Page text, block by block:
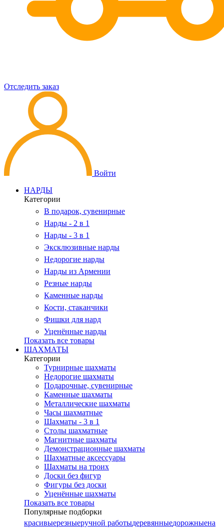
Отследить заказ
Войти
НАРДЫ
Категории
В подарок, сувенирные
Нарды - 2 в 1
Нарды - 3 в 1
Эксклюзивные нарды
Недорогие нарды
Нарды из Армении
Резные нарды
Каменные нарды
Кости, стаканчики
Фишки для нард
Уценённые нарды
Показать все товары
ШАХМАТЫ
Категории
Турнирные шахматы
Недорогие шахматы
Подарочные, сувенирные
Каменные шахматы
Металлические шахматы
Часы шахматные
Шахматы - 3 в 1
Столы шахматные
Магнитные шахматы
Демонстрационные шахматы
Шахматные аксессуары
Шахматы на троих
Доски без фигур
Фигуры без доски
Уценённые шахматы
Показать все товары
Популярные подборки
красивыерезныеручной работыдеревянныедорожныена